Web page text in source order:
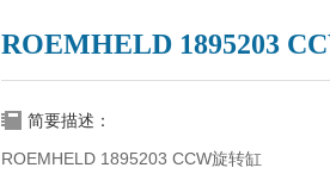
ROEMHELD 1895203
简要描述：
ROEMHELD 1895203 CCW旋转缸